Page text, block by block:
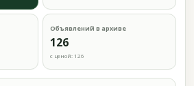
Объявлений в архиве
126
с ценой: 126